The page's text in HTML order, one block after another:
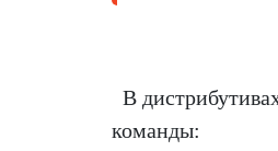
В
команды: